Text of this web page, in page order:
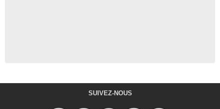
SUIVEZ-NOUS